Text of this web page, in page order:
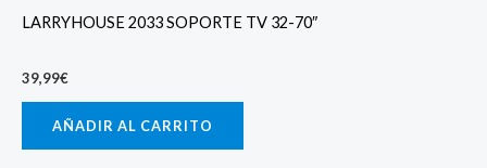
LARRYHOUSE 2033 SOPORTE TV 32-70″
39,99€
AÑADIR AL CARRITO